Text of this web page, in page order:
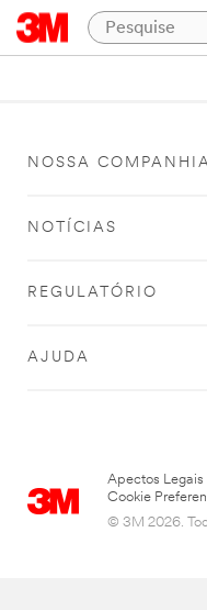
NOSSA
NOTÍCIAS
REGULATÓRIO
AJUDA
Apectos Legais
Cookie
© 3M 2026.